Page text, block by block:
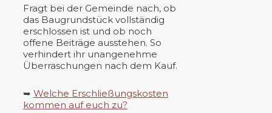
Fragt bei der Gemeinde nach, ob
das Baugrundstück vollständig
erschlossen ist und ob noch
offene Beiträge ausstehen. So
verhindert ihr unangenehme
Überraschungen nach dem Kauf.
➥ Welche Erschließungskosten
kommen auf euch zu?